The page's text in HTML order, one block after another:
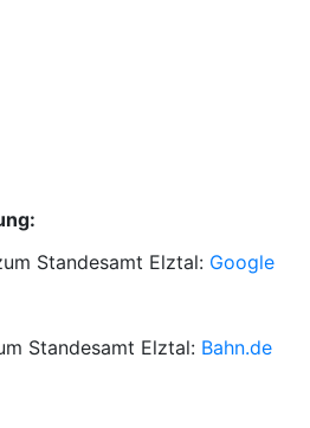
Standesamt Elztal: Google
Standesamt Elztal: Bahn.de